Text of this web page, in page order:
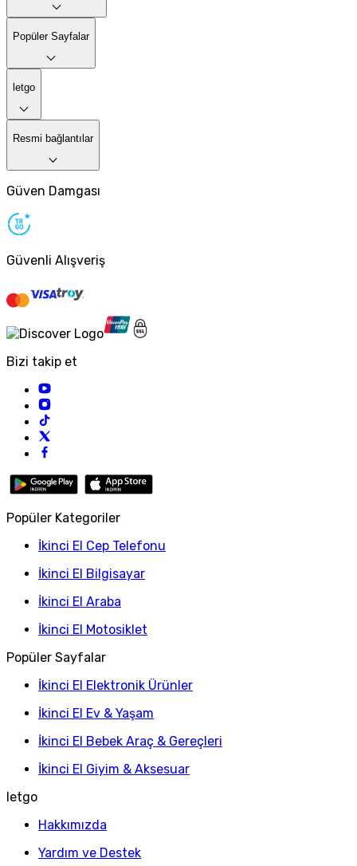
Popüler Sayfalar
letgo
Resmi bağlantılar
Güven Damgası
Güvenli Alışveriş
Bizi takip et
Popüler Kategoriler
İkinci El Cep Telefonu
İkinci El Bilgisayar
İkinci El Araba
İkinci El Motosiklet
Popüler Sayfalar
İkinci El Elektronik Ürünler
İkinci El Ev & Yaşam
İkinci El Bebek Araç & Gereçleri
İkinci El Giyim & Aksesuar
letgo
Hakkımızda
Yardım ve Destek